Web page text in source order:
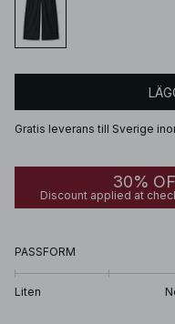
Gratis leverans till Sverige
30%
Discount applied at
PASSFORM
Liten